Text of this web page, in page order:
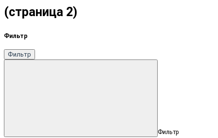
(страница 2)
Фильтр
Фильтр
Фильтр